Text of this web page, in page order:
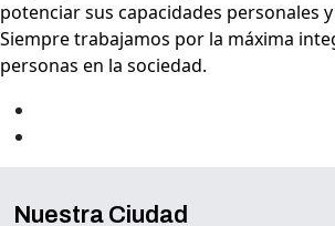
potenciar sus capacidades personales
Siempre trabajamos por la máxima
personas en la sociedad.
Nuestra Ciudad